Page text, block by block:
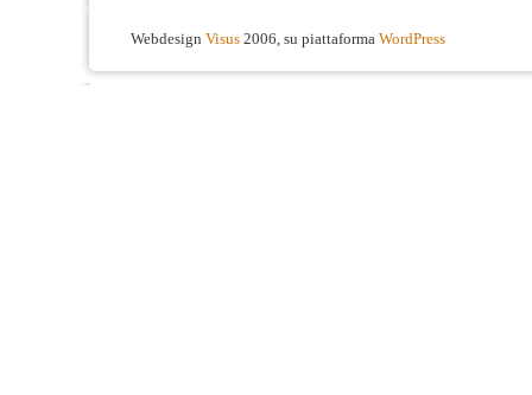
Webdesign Visus 2006, su piattaforma WordPress